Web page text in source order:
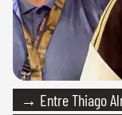
→ Entre Thiago